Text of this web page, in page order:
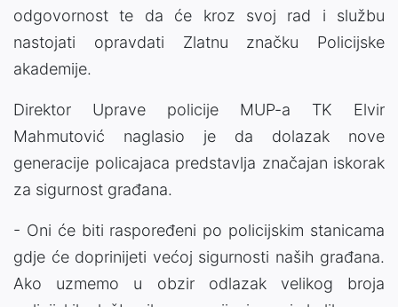
odgovornost te da će kroz svoj rad i službu
nastojati opravdati Zlatnu značku Policijske
akademije.
Direktor Uprave policije MUP-a TK Elvir
Mahmutović naglasio je da dolazak nove
generacije policajaca predstavlja značajan iskorak
za sigurnost građana.
- Oni će biti raspoređeni po policijskim stanicama
gdje će doprinijeti većoj sigurnosti naših građana.
Ako uzmemo u obzir odlazak velikog broja